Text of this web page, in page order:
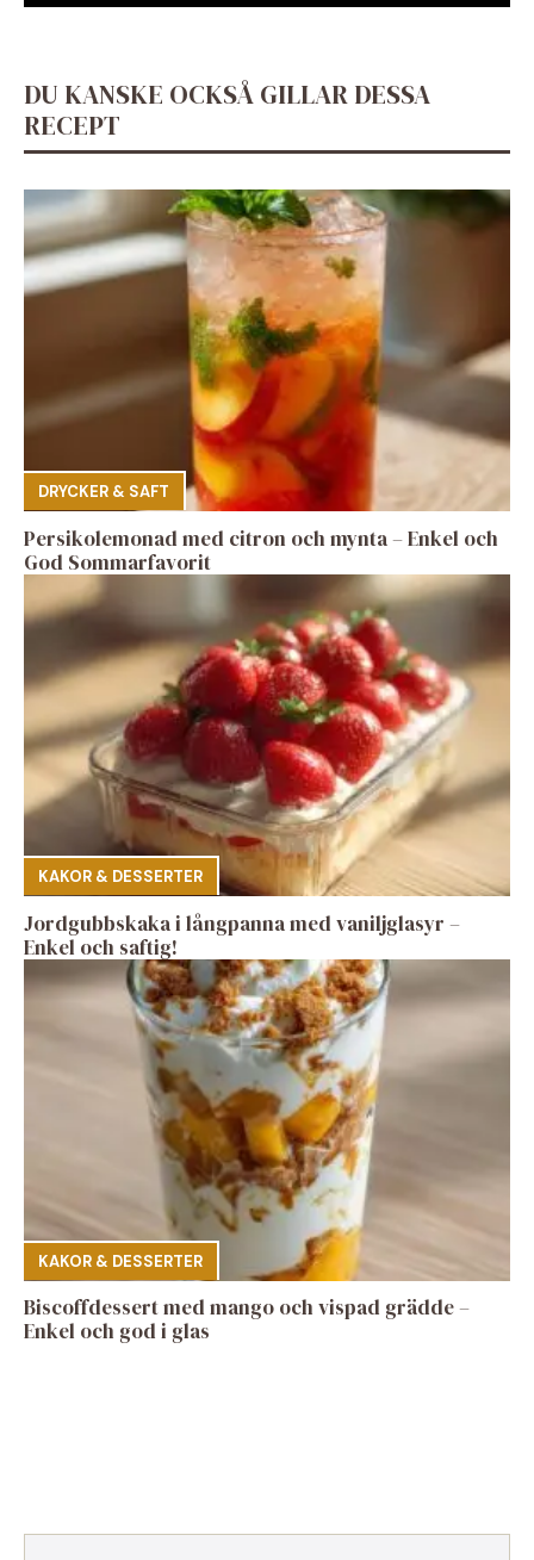
DU KANSKE OCKSÅ GILLAR DESSA
RECEPT
DRYCKER & SAFT
Persikolemonad med citron och mynta – Enkel och
God Sommarfavorit
KAKOR & DESSERTER
Jordgubbskaka i långpanna med vaniljglasyr –
Enkel och saftig!
KAKOR & DESSERTER
Biscoffdessert med mango och vispad grädde –
Enkel och god i glas